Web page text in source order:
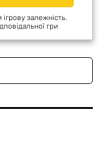
залежність.
гри